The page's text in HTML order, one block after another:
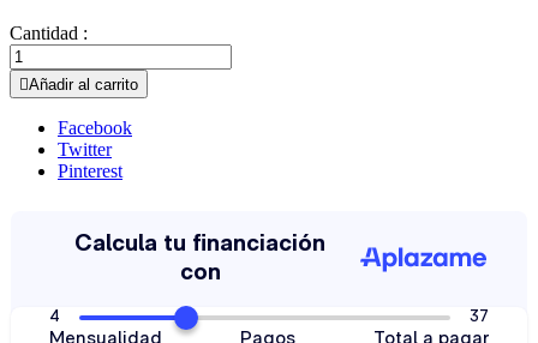
Cantidad :
Añadir al carrito
Facebook
Twitter
Pinterest